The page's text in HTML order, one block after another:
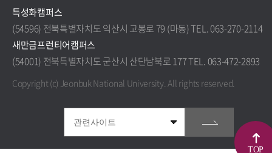
특성화캠퍼스
(54596) 전북특별자치도 익산시 고봉로 79 (마동) TEL. 063-270-2114
새만금프런티어캠퍼스
(54001) 전북특별자치도 군산시 산단남북로 177 TEL. 063-472-2893
Copyright (c) Jeonbuk National University.All rights reserved.
TOP